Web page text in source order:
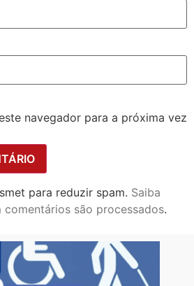
navegador para a próxima vez
para reduzir spam. Saiba
comentários são processados.